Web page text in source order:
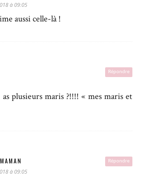
à 09:05
aussi celle-là !
Répondre
plusieurs maris ?!!!! « mes maris et
Répondre
à 09:05